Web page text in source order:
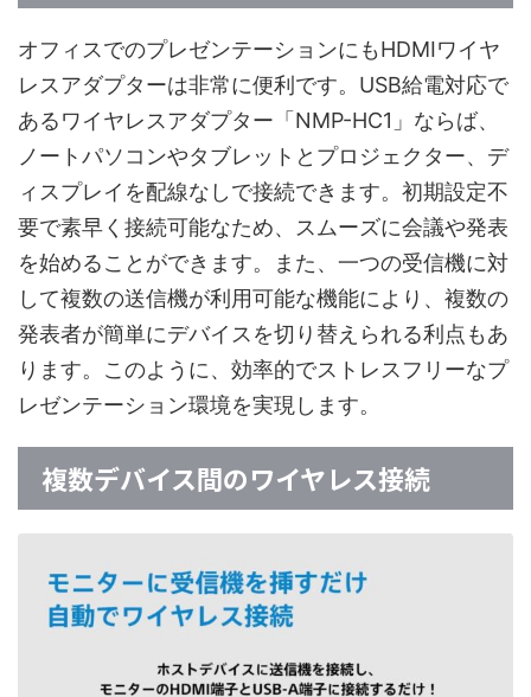
オフィスでのプレゼンテーションにもHDMIワイヤ
レスアダプターは非常に便利です。USB給電対応で
あるワイヤレスアダプター「NMP-HC1」ならば、
ノートパソコンやタブレットとプロジェクター、デ
ィスプレイを配線なしで接続できます。初期設定不
要で素早く接続可能なため、スムーズに会議や発表
を始めることができます。また、一つの受信機に対
して複数の送信機が利用可能な機能により、複数の
発表者が簡単にデバイスを切り替えられる利点もあ
ります。このように、効率的でストレスフリーなプ
レゼンテーション環境を実現します。
複数デバイス間のワイヤレス接続